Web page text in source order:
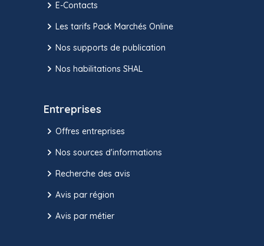
E-Contacts
Les tarifs Pack Marchés Online
Nos supports de publication
Nos habilitations SHAL
Entreprises
Offres entreprises
Nos sources d'informations
Recherche des avis
Avis par région
Avis par métier